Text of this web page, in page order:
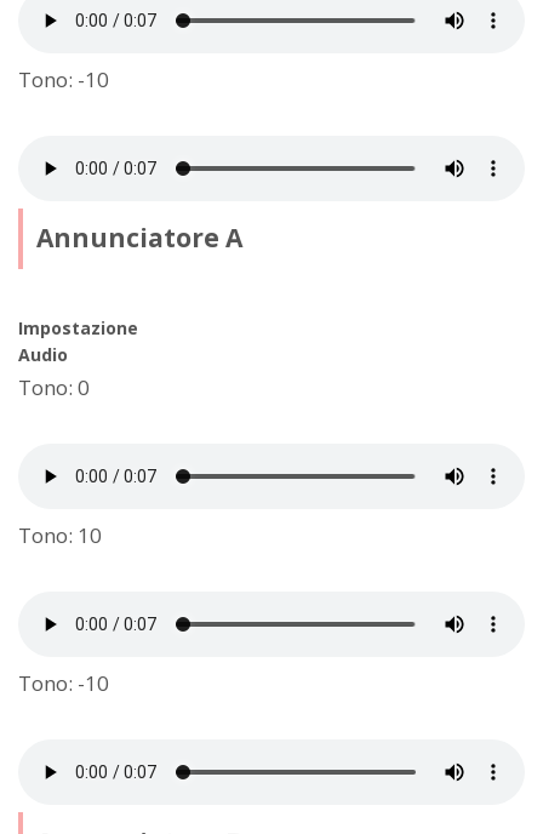
Tono: -10
Annunciatore A
Impostazione
Audio
Tono: 0
Tono: 10
Tono: -10